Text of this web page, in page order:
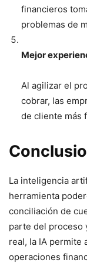
financieros
problemas de
Mejor
Al agilizar el
cobrar, las
de cliente más
La inteligencia
herramienta
conciliación de
parte del proceso
real, la IA permite
operaciones